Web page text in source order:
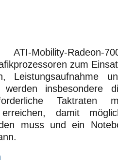
Mobility-Radeon-
zum
Leistungsaufnahme
insbesondere
Taktraten
damit
muss und ein